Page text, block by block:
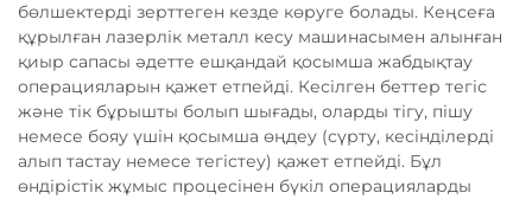
бөлшектерді зерттеген кезде көруге болады. Кеңсеға
құрылған лазерлік металл кесу машинасымен алынған
қиыр сапасы әдетте ешқандай қосымша жабдықтау
операцияларын қажет етпейді. Кесілген беттер тегіс
және тік бұрышты болып шығады, оларды тігу, пішу
немесе бояу үшін қосымша өңдеу (сүрту, кесінділерді
алып тастау немесе тегістеу) қажет етпейді. Бұл
өндірістік жұмыс процесінен бүкіл операцияларды